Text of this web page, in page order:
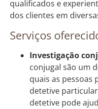
qualificados e
dos clientes em
Serviços
Investigação
conjugal são um
quais as pessoas
detetive
detetive pode